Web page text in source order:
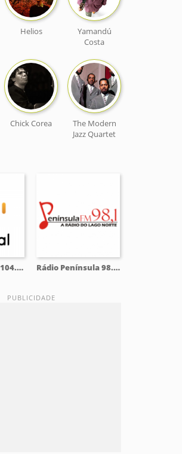
Helios
Yamandú
Costa
Chick Corea
The Modern
Jazz Quartet
Rádio Imperial 104.5 FM Rádio Península 98.1 FM